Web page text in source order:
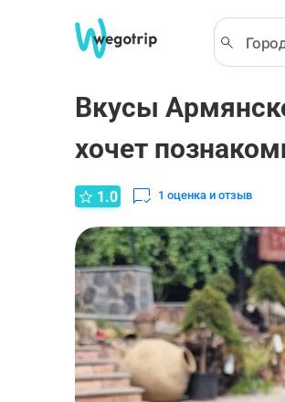
Вкусы
хочет
1.0 1 оценка и отзыв